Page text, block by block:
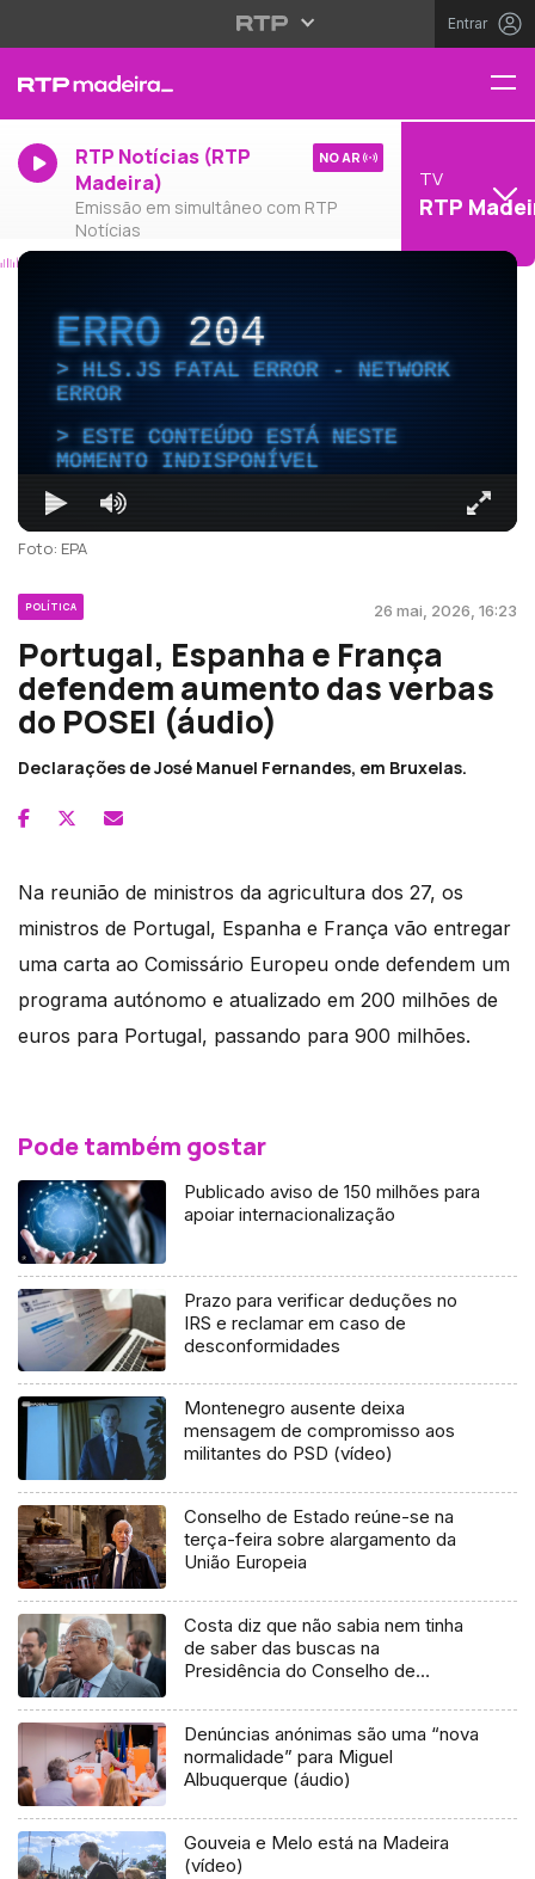
Entrar
RTP Notícias (RTP
Madeira)
Emissão em simultâneo com RTP
Notícias
NO AR
TV
RTP
ERRO204
HLS.JS FATAL ERROR - NETWORK
ERROR
ESTE CONTEÚDO ESTÁ NESTE
MOMENTO INDISPONÍVEL
Foto: EPA
POLÍTICA 26 mai, 2026, 16:23
Portugal, Espanha e França
defendem aumento das verbas
do POSEI (áudio)
Declarações de José Manuel Fernandes, em Bruxelas.
Na reunião de ministros da agricultura dos 27, os
ministros de Portugal, Espanha e França vão entregar
uma carta ao Comissário Europeu onde defendem um
programa autónomo e atualizado em 200 milhões de
euros para Portugal, passando para 900 milhões.
Pode também gostar
Publicado aviso de 150 milhões para
apoiar internacionalização
Prazo para verificar deduções no
IRS e reclamar em caso de
desconformidades
Montenegro ausente deixa
mensagem de compromisso aos
militantes do PSD (vídeo)
Conselho de Estado reúne-se na
terça-feira sobre alargamento da
União Europeia
Costa diz que não sabia nem tinha
de saber das buscas na
Presidência do Conselho de
Denúncias anónimas são uma “nova
normalidade” para Miguel
Albuquerque (áudio)
Gouveia e Melo está na Madeira
(vídeo)